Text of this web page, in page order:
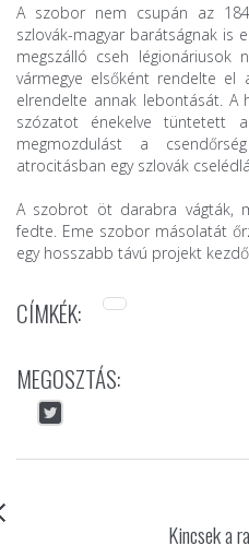
A szobor nem csupán az
szlovák-magyar barátságnak is
megszálló cseh légionáriusok
vármegye elsőként rendelte
elrendelte annak lebontását. A
szózatot énekelve tüntetett
megmozdulást a
atrocitásban egy szlovák
A szobrot öt darabra vágták,
fedte. Eme szobor másolatát
egy hosszabb távú projekt
CÍMKÉK:
MEGOSZTÁS:
Kincsek a